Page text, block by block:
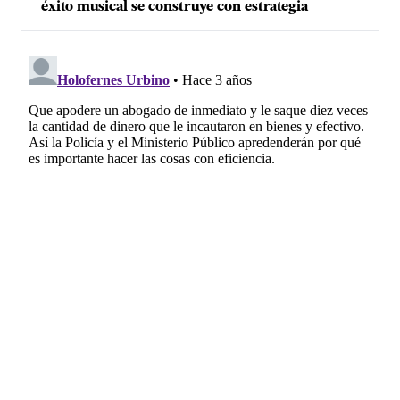
éxito musical se construye con estrategia